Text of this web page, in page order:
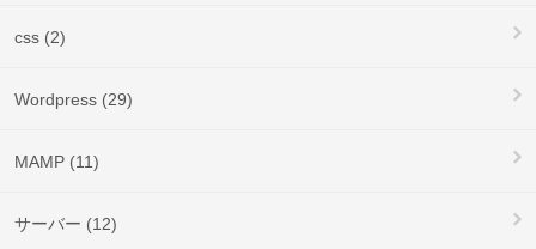
css (2)
Wordpress (29)
MAMP (11)
サーバー (12)